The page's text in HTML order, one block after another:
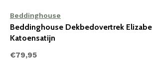
Beddinghouse
Beddinghouse Dekbedovertrek
Katoensatijn
€79,95